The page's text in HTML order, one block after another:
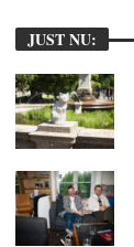
JUST NU: